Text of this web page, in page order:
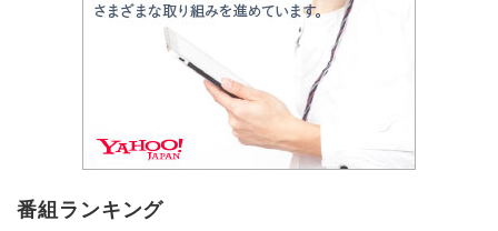
番組ランキング